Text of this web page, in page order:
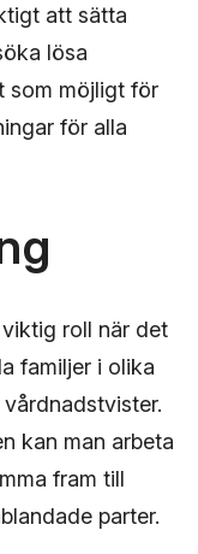
att sätta
lösa
som möjligt för
för alla
viktig roll när det
familjer i olika
kan man arbeta
fram till
parter.